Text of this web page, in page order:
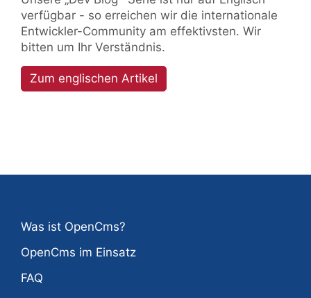
verfügbar - so erreichen wir die internationale
Entwickler-Community am effektivsten. Wir
bitten um Ihr Verständnis.
Zum englischen Artikel
Was ist OpenCms?
OpenCms im Einsatz
FAQ